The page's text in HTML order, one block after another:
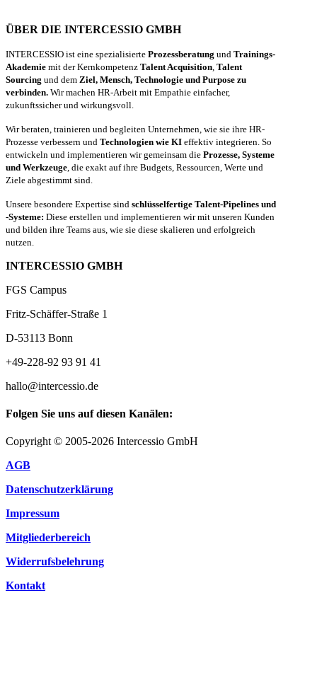
ÜBER DIE INTERCESSIO GMBH
INTERCESSIO ist eine spezialisierte Prozessberatung und Trainings-
Akademie mit der Kernkompetenz Talent Acquisition Talent
Sourcing und dem Ziel, Mensch, Technologie und Purpose zu
verbinden. Wir machen HR-Arbeit mit Empathie einfacher,
zukunftssicher und wirkungsvoll.
Wir beraten, trainieren und begleiten Unternehmen, wie sie ihre HR-
Prozesse verbessern und Technologien wie KI effektiv integrieren. So
entwickeln und implementieren wir gemeinsam die Prozesse, Systeme
und Werkzeuge , die exakt auf ihre Budgets, Ressourcen, Werte und
Ziele abgestimmt sind.
Unsere besondere Expertise sind schlüsselfertige Talent-Pipelines und
-Systeme: Diese erstellen und implementieren wir mit unseren Kunden
und bilden ihre Teams aus, wie sie diese skalieren und erfolgreich
nutzen.
INTERCESSIO GMBH
FGS Campus
Fritz-Schäffer-Straße 1
D-53113 Bonn
+49-228-92 93 91 41
hallo@intercessio.de
Folgen Sie uns auf diesen Kanälen:
Copyright © 2005-2026 Intercessio GmbH
AGB
Datenschutzerklärung
Impressum
Mitgliederbereich
Widerrufsbelehrung
Kontakt